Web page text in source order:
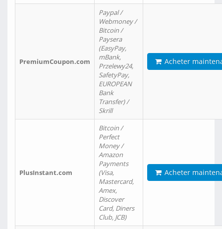
PremiumCoupon.com
Paypal /
Webmoney /
Bitcoin /
Paysera
(EasyPay,
mBank,
Przelewy24,
SafetyPay,
EUROPEAN
Bank
Transfer) /
Skrill
Acheter
PlusInstant.com
Bitcoin /
Perfect
Money /
Amazon
Payments
(Visa,
Mastercard,
Amex,
Discover
Card, Diners
Club, JCB)
Acheter